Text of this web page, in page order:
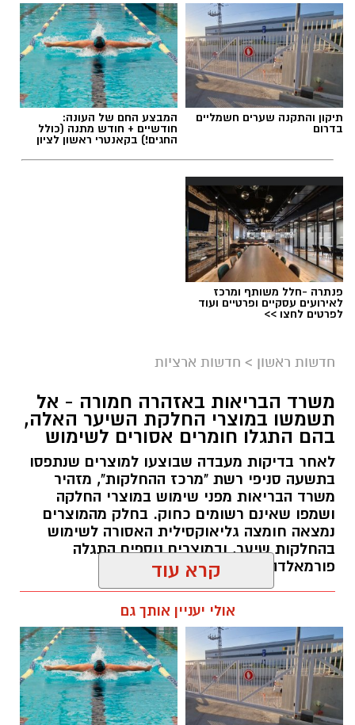
תיקון והתקנה שערים חשמליים
בדרום
המבצע החם של העונה:
חודשיים + חודש מתנה (כולל
החגים!) בקאנטרי ראשון לציון
פנתרה -חלל משותף ומרכז
לאירועים עסקיים ופרטיים ועוד
לפרטים לחצו >>
חדשות ראשון > חדשות ארציות
משרד הבריאות באזהרה חמורה - אל
תשמשו במוצרי החלקת השיער האלה,
בהם התגלו חומרים אסורים לשימוש
לאחר בדיקות מעבדה שבוצעו למוצרים שנתפסו
בתשעה סניפי רשת "מרכז ההחלקות", מזהיר
משרד הבריאות מפני שימוש במוצרי החלקה
ושמפו שאינם רשומים כחוק. בחלק מהמוצרים
נמצאה חומצה גליאוקסילית האסורה לשימוש
בהחלקות שיער, ובמוצרים נוספים התגלה
פורמאלדהיד - חומר המוגדר כמסרטן
קרא עוד
אולי יעניין אותך גם